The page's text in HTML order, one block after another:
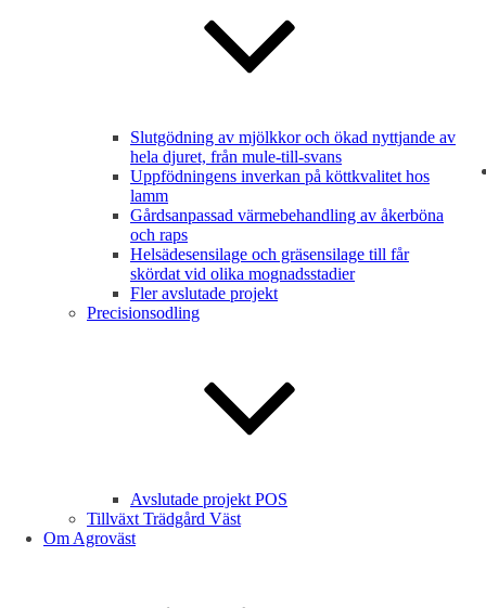
Slutgödning av mjölkkor och ökad nyttjande av
hela djuret, från mule-till-svans
Uppfödningens inverkan på köttkvalitet hos
lamm
Gårdsanpassad värmebehandling av åkerböna
och raps
Helsädesensilage och gräsensilage till får
skördat vid olika mognadsstadier
Fler avslutade projekt
Precisionsodling
Avslutade projekt POS
Tillväxt Trädgård Väst
Om Agroväst